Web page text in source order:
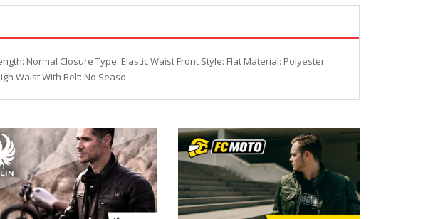
Normal Closure Type: Elastic Waist Front Style: Flat Material: Polyester
Waist With Belt: No Seaso